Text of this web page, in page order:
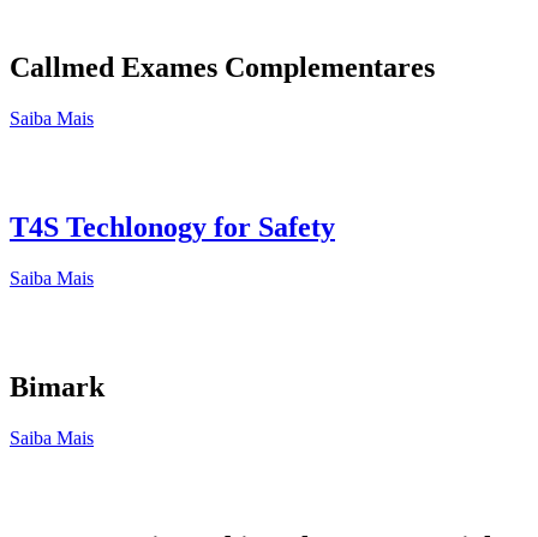
Callmed Exames Complementares
Saiba Mais
T4S Techlonogy for Safety
Saiba Mais
Bimark
Saiba Mais